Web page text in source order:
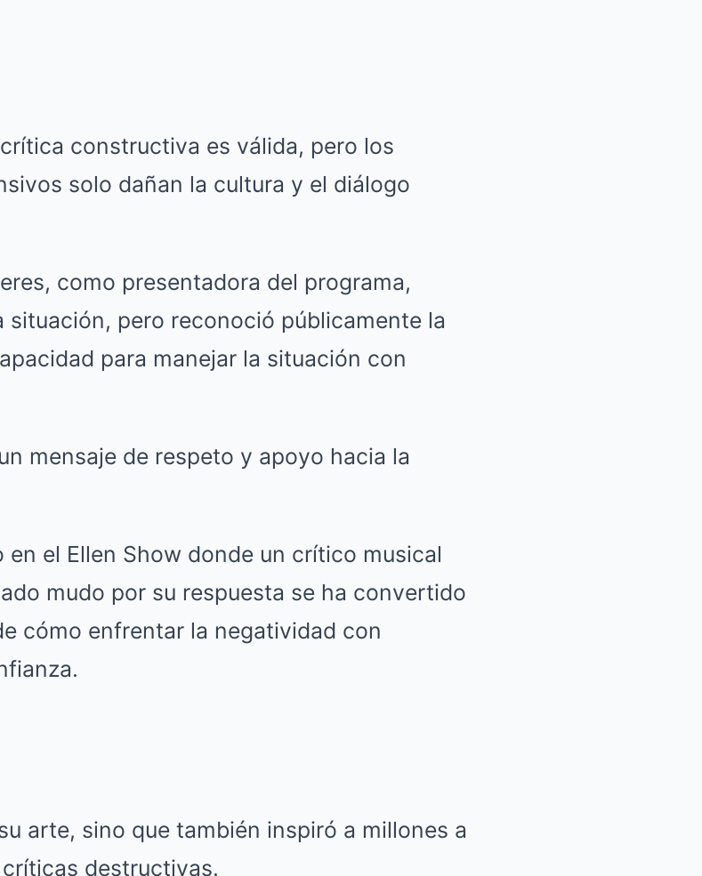
constructiva es válida, pero los
solo dañan la cultura y el diálogo
como presentadora del programa,
pero reconoció públicamente la
para manejar la situación con
mensaje de respeto y apoyo hacia la
el Ellen Show donde un crítico musical
mudo por su respuesta se ha convertido
cómo enfrentar la negatividad con
arte, sino que también inspiró a millones a
destructivas.